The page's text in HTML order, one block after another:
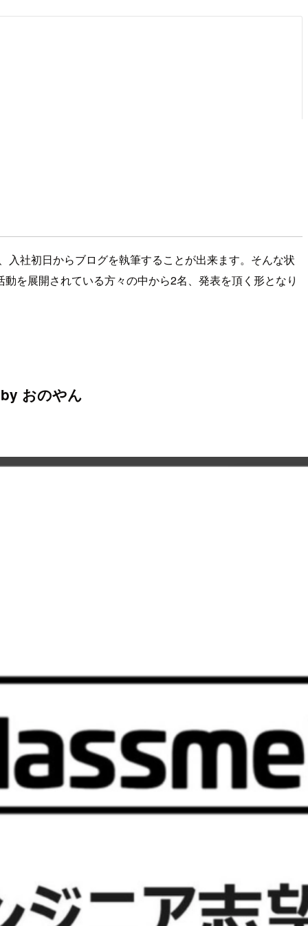
社初日からブログを執筆することが出来ます。そんな状
を展開されている方々の中から2名、発表を頂く形となり
おのやん